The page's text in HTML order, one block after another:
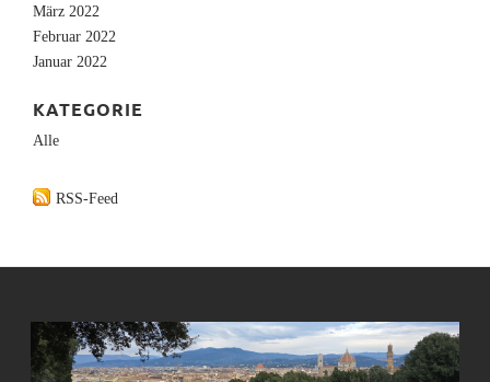
März 2022
Februar 2022
Januar 2022
KATEGORIE
Alle
RSS-Feed